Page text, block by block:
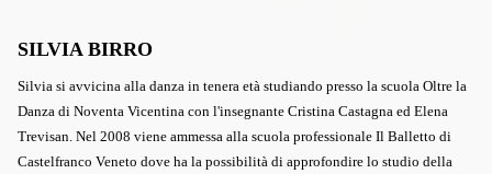
SILVIA BIRRO
Silvia si avvicina alla danza in tenera età studiando presso la scuola Oltre la
Danza di Noventa Vicentina con l'insegnante Cristina Castagna ed Elena
Trevisan. Nel 2008 viene ammessa alla scuola professionale Il Balletto di
Castelfranco Veneto dove ha la possibilità di approfondire lo studio della